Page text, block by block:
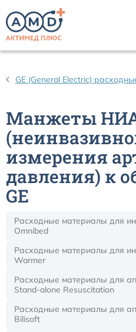
GE (General Electric)
Манжеты
измерения
давления) к
GE
Расходные материалы для
Omnibed
Расходные материалы для
Warmer
Расходные материалы для
Stand-alone Resuscitation
Расходные материалы для
Bilisoft
Датчики ЭЭГ BIS
Кабели пациента ЭКГ
Датчики температурные
Кабели для кардиографов
Датчики кислорода для ИВЛ
Датчики потока для
Электроды для ЭКГ